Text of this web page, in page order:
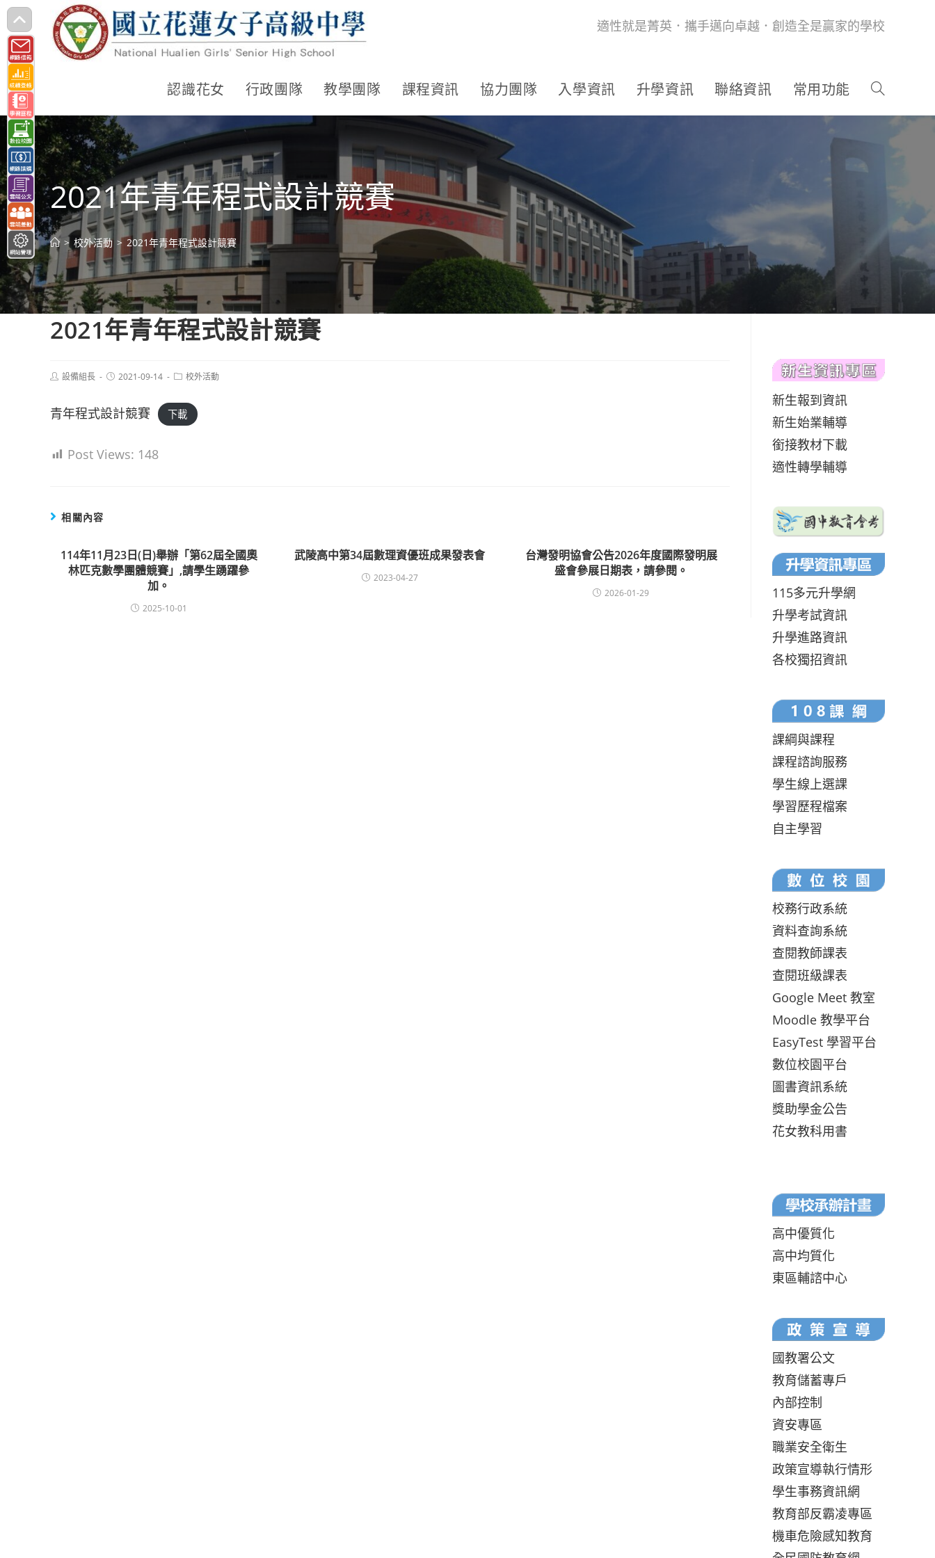
跳
轉
至
主
要
內
容
適性就是菁英．攜手邁向卓越．創造全是贏家的學校
認識花女 行政團隊 教學團隊 課程資訊 協力團隊 入學資訊 升學資訊 聯絡資訊 常用功能
2021年青年程式設計競賽
> 校外活動 > 2021年青年程式設計競賽
2021年青年程式設計競賽
Post設備組長
Post2021-09-14
Post校外活動
青年程式設計競賽 下載
Post Views: 148
相關內容
114年11月23日(日)舉辦「第62屆全國奧
林匹克數學團體競賽」,請學生踴躍參
加。
2025-10-01
武陵高中第34屆數理資優班成果發表會
2023-04-27
台灣發明協會公告2026年度國際發明展
盛會參展日期表，請參閱。
2026-01-29
新生報到資訊
新生始業輔導
銜接教材下載
適性轉學輔導
115多元升學網
升學考試資訊
升學進路資訊
各校獨招資訊
課綱與課程
課程諮詢服務
學生線上選課
學習歷程檔案
自主學習
校務行政系統
資料查詢系統
查閱教師課表
查閱班級課表
Google Meet 教室
Moodle 教學平台
EasyTest 學習平台
數位校園平台
圖書資訊系統
獎助學金公告
花女教科用書
高中優質化
高中均質化
東區輔諮中心
國教署公文
教育儲蓄專戶
內部控制
資安專區
職業安全衛生
政策宣導執行情形
學生事務資訊網
教育部反霸凌專區
機車危險感知教育